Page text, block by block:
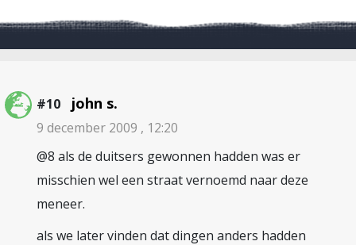
#10 john s.
9 december 2009 , 12:20
@8 als de duitsers gewonnen hadden was er
misschien wel een straat vernoemd naar deze
meneer.
als we later vinden dat dingen anders hadden